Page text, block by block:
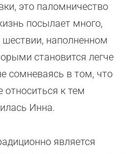
это паломничество
посылает много,
наполненном
становится легче
сомневаясь в том, что
к тем
Инна.
является